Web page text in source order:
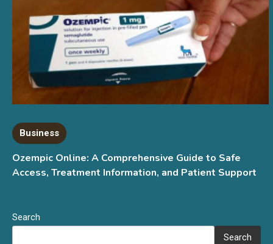
Business
Ozempic Online: A Comprehensive Guide to Safe
Access, Treatment Information, and Patient Support
Search
Search